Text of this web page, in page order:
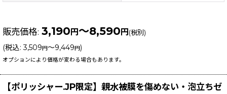
販売価格: 3,190円～8,590円(税別)
(税込: 3,509円～9,449円)
オプションにより価格が変わる場合もあります。
【ポリッシャー.JP限定】親水被膜を傷めない・泡立ちゼ